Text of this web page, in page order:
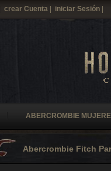
crear Cuenta iniciar Sesión
ABERCROMBIE
Abercrombie Fitch